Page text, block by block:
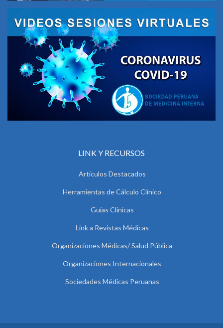
LINK Y RECURSOS
Artículos Destacados
Herramientas de Cálculo Clínico
Guías Clínicas
Link a Revistas Médicas
Organizaciones Médicas/ Salud Pública
Organizaciones Internacionales
Sociedades Médicas Peruanas